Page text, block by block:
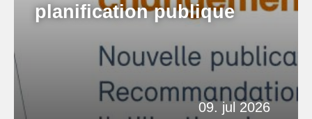
09. jul 2026
planification publique